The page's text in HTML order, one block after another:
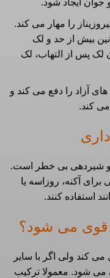
جوان ایجاد شود.
را مهار می کند.
بیش از حد و لک
لک پس از التهاب، لک
آزاد را دفع می کند و
کند.
و شیردهی بی خطر است.
برای آکنه، روزاسه یا
استفاده کنند.
قوی می شود؟
می کند ولی اگر با سایر
شود. معمولا ترکیب